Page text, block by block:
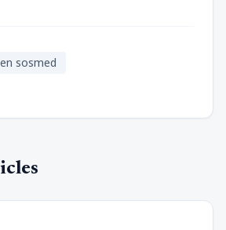
sosmed